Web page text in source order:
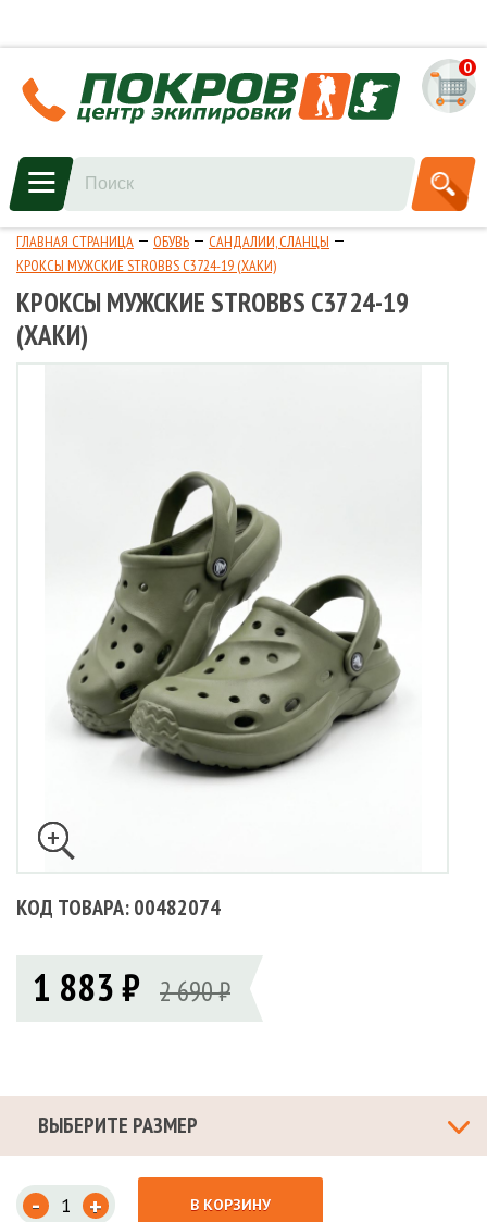
0
ГЛАВНАЯ СТРАНИЦА ОБУВЬ
САНДАЛИИ, СЛАНЦЫ
КРОКСЫ МУЖСКИЕ STROBBS C3724-19 (ХАКИ)
КРОКСЫ МУЖСКИЕ STROBBS C3724-19
(ХАКИ)
КОД ТОВАРА: 00482074
1 883 ₽ 2 690 ₽
ВЫБЕРИТЕ РАЗМЕР
- + В КОРЗИНУ